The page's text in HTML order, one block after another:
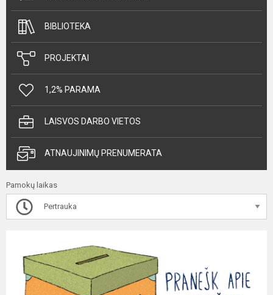
BIBLIOTEKA
PROJEKTAI
1,2% PARAMA
LAISVOS DARBO VIETOS
ATNAUJINIMŲ PRENUMERATA
Pamokų laikas
Pertrauka